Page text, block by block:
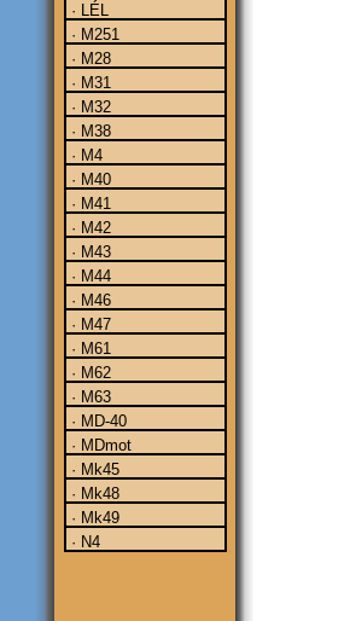
· LÉL
· M251
· M28
· M31
· M32
· M38
· M4
· M40
· M41
· M42
· M43
· M44
· M46
· M47
· M61
· M62
· M63
· MD-40
· MDmot
· Mk45
· Mk48
· Mk49
· N4